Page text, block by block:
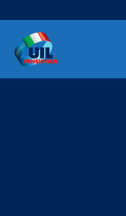
Navigazione principale